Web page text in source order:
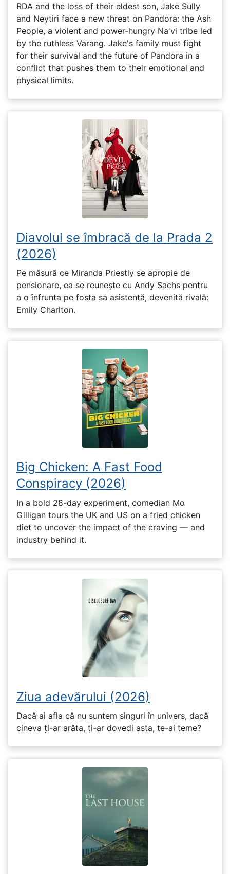
RDA and the loss of their eldest son, Jake Sully
and Neytiri face a new threat on Pandora: the Ash
People, a violent and power-hungry Na'vi tribe led
by the ruthless Varang. Jake's family must fight
for their survival and the future of Pandora in a
conflict that pushes them to their emotional and
physical limits.
Diavolul se îmbracă de la Prada 2
(2026)
Pe măsură ce Miranda Priestly se apropie de
pensionare, ea se reunește cu Andy Sachs pentru
a o înfrunta pe fosta sa asistentă, devenită rivală:
Emily Charlton.
Big Chicken: A Fast Food
Conspiracy (2026)
In a bold 28-day experiment, comedian Mo
Gilligan tours the UK and US on a fried chicken
diet to uncover the impact of the craving — and
industry behind it.
Ziua adevărului (2026)
Dacă ai afla că nu suntem singuri în univers, dacă
cineva ți-ar arăta, ți-ar dovedi asta, te-ai teme?